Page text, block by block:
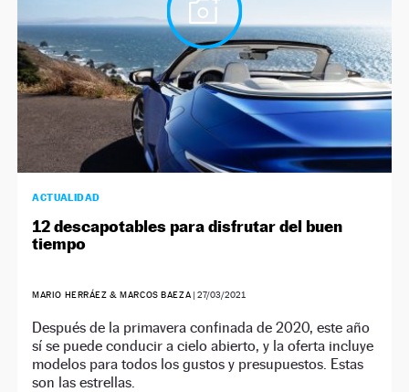
ACTUALIDAD
12 descapotables para disfrutar del buen
tiempo
MARIO HERRÁEZ & MARCOS BAEZA |27/03/2021
Después de la primavera confinada de 2020, este año
sí se puede conducir a cielo abierto, y la oferta incluye
modelos para todos los gustos y presupuestos. Estas
son las estrellas.